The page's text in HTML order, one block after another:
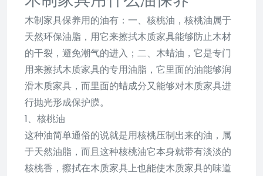
木制家具保养用的油有：一、核桃油，核桃油属于
天然环保油脂，用它来擦拭木质家具能够防止木材
的干裂，避免潮气的进入；二、木蜡油，它是专门
用来擦拭木质家具的专用油脂，它里面的油能够润
滑木质家具，而里面的蜡成分又能够对木质家具进
行抛光形成保护膜。
1、核桃油
这种油简单通俗的说就是用核桃压制出来的油，属
于天然油脂，而且这种核桃油它本身就带有淡淡的
核桃香，擦拭在木质家具上也能使木质家具的味道